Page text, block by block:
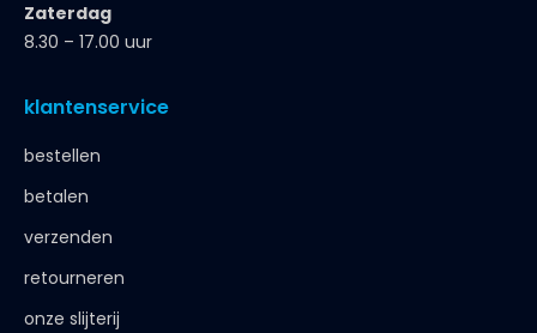
Zaterdag
8.30 – 17.00 uur
klantenservice
bestellen
betalen
verzenden
retourneren
onze slijterij